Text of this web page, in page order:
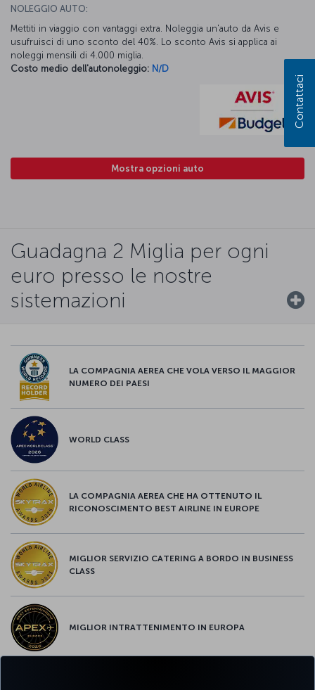
NOLEGGIO AUTO:
Mettiti in viaggio con vantaggi extra. Noleggia un'auto da Avis e
usufruisci di uno sconto del 40%. Lo sconto Avis si applica ai
noleggi mensili di 4.000 miglia.
Costo medio dell'autonoleggio: N/D
Mostra opzioni auto
Guadagna 2 Miglia per ogni
euro presso le nostre
sistemazioni
LA COMPAGNIA AEREA CHE VOLA VERSO IL MAGGIOR
NUMERO DEI PAESI
WORLD CLASS
LA COMPAGNIA AEREA CHE HA OTTENUTO IL
RICONOSCIMENTO BEST AIRLINE IN EUROPE
MIGLIOR SERVIZIO CATERING A BORDO IN BUSINESS
CLASS
MIGLIOR INTRATTENIMENTO IN EUROPA
Contattaci